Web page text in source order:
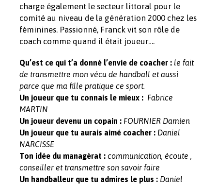
charge également le secteur littoral pour le
comité au niveau de la génération 2000 chez les
féminines. Passionné, Franck vit son rôle de
coach comme quand il était joueur….
Qu’est ce qui t’a donné l’envie de coacher : le fait
de transmettre mon vécu de handball et aussi
parce que ma fille pratique ce sport.
Un joueur que tu connais le mieux : Fabrice
MARTIN
Un joueur devenu un copain : FOURNIER Damien
Un joueur que tu aurais aimé coacher : Daniel
NARCISSE
Ton idée du managèrat : communication, écoute ,
conseiller et transmettre son savoir faire
Un handballeur que tu admires le plus : Daniel